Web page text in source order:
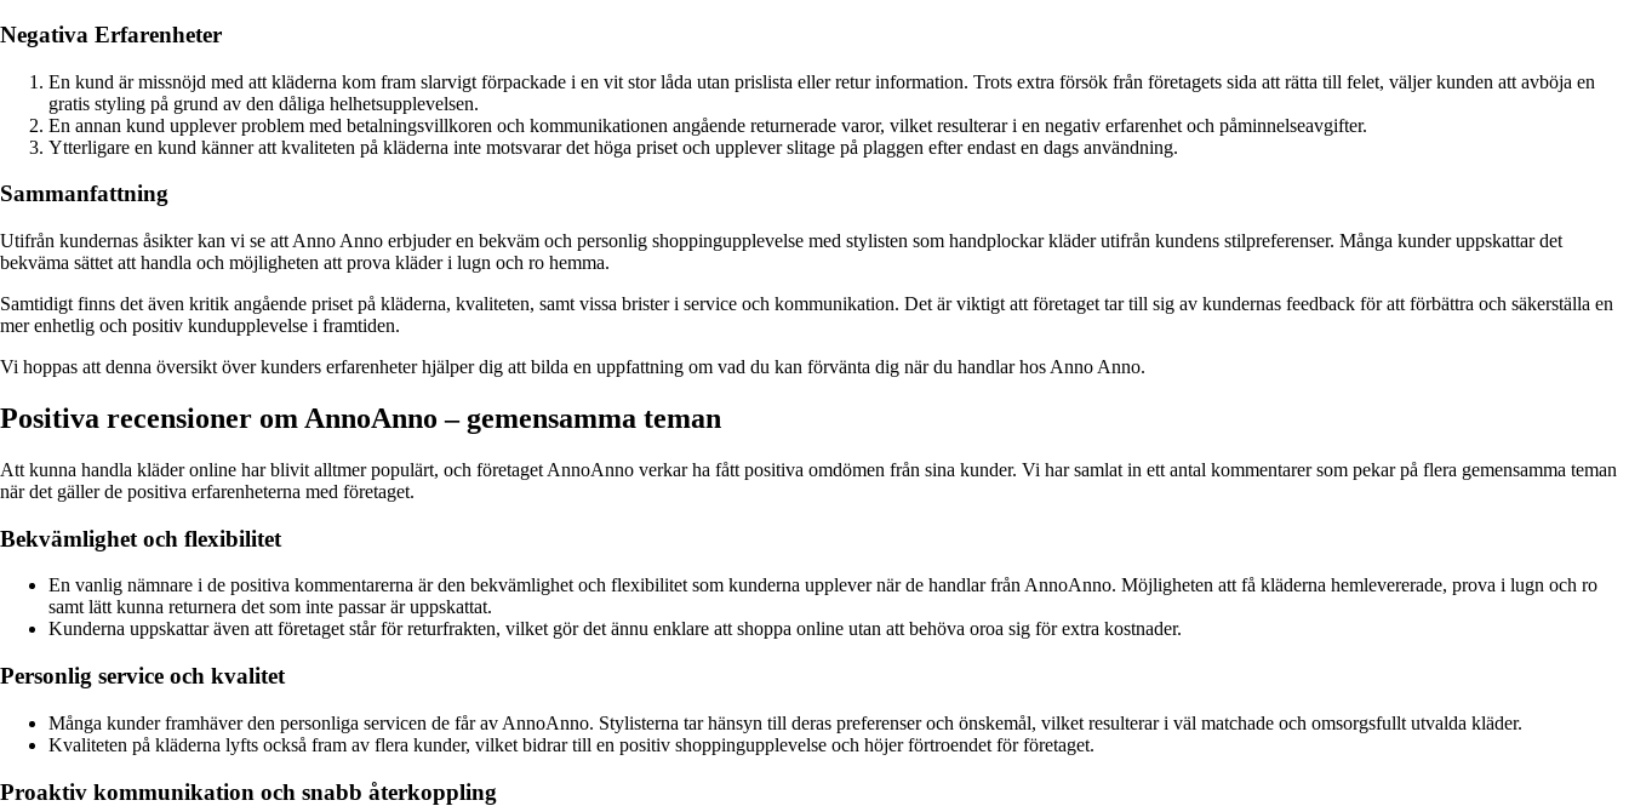
Negativa Erfarenheter
En kund är missnöjd med att kläderna kom fram slarvigt förpackade i en vit stor låda utan prislista eller retur information. Trots extra försök från företagets sida att rätta till felet, väljer kunden att avböja en
gratis styling på grund av den dåliga helhetsupplevelsen.
En annan kund upplever problem med betalningsvillkoren och kommunikationen angående returnerade varor, vilket resulterar i en negativ erfarenhet och påminnelseavgifter.
Ytterligare en kund känner att kvaliteten på kläderna inte motsvarar det höga priset och upplever slitage på plaggen efter endast en dags användning.
Sammanfattning
Utifrån kundernas åsikter kan vi se att Anno Anno erbjuder en bekväm och personlig shoppingupplevelse med stylisten som handplockar kläder utifrån kundens stilpreferenser. Många kunder uppskattar det
bekväma sättet att handla och möjligheten att prova kläder i lugn och ro hemma.
Samtidigt finns det även kritik angående priset på kläderna, kvaliteten, samt vissa brister i service och kommunikation. Det är viktigt att företaget tar till sig av kundernas feedback för att förbättra och säkerställa en
mer enhetlig och positiv kundupplevelse i framtiden.
Vi hoppas att denna översikt över kunders erfarenheter hjälper dig att bilda en uppfattning om vad du kan förvänta dig när du handlar hos Anno Anno.
Positiva recensioner om AnnoAnno – gemensamma teman
Att kunna handla kläder online har blivit alltmer populärt, och företaget AnnoAnno verkar ha fått positiva omdömen från sina kunder. Vi har samlat in ett antal kommentarer som pekar på flera gemensamma teman
när det gäller de positiva erfarenheterna med företaget.
Bekvämlighet och flexibilitet
En vanlig nämnare i de positiva kommentarerna är den bekvämlighet och flexibilitet som kunderna upplever när de handlar från AnnoAnno. Möjligheten att få kläderna hemlevererade, prova i lugn och ro
samt lätt kunna returnera det som inte passar är uppskattat.
Kunderna uppskattar även att företaget står för returfrakten, vilket gör det ännu enklare att shoppa online utan att behöva oroa sig för extra kostnader.
Personlig service och kvalitet
Många kunder framhäver den personliga servicen de får av AnnoAnno. Stylisterna tar hänsyn till deras preferenser och önskemål, vilket resulterar i väl matchade och omsorgsfullt utvalda kläder.
Kvaliteten på kläderna lyfts också fram av flera kunder, vilket bidrar till en positiv shoppingupplevelse och höjer förtroendet för företaget.
Proaktiv kommunikation och snabb återkoppling